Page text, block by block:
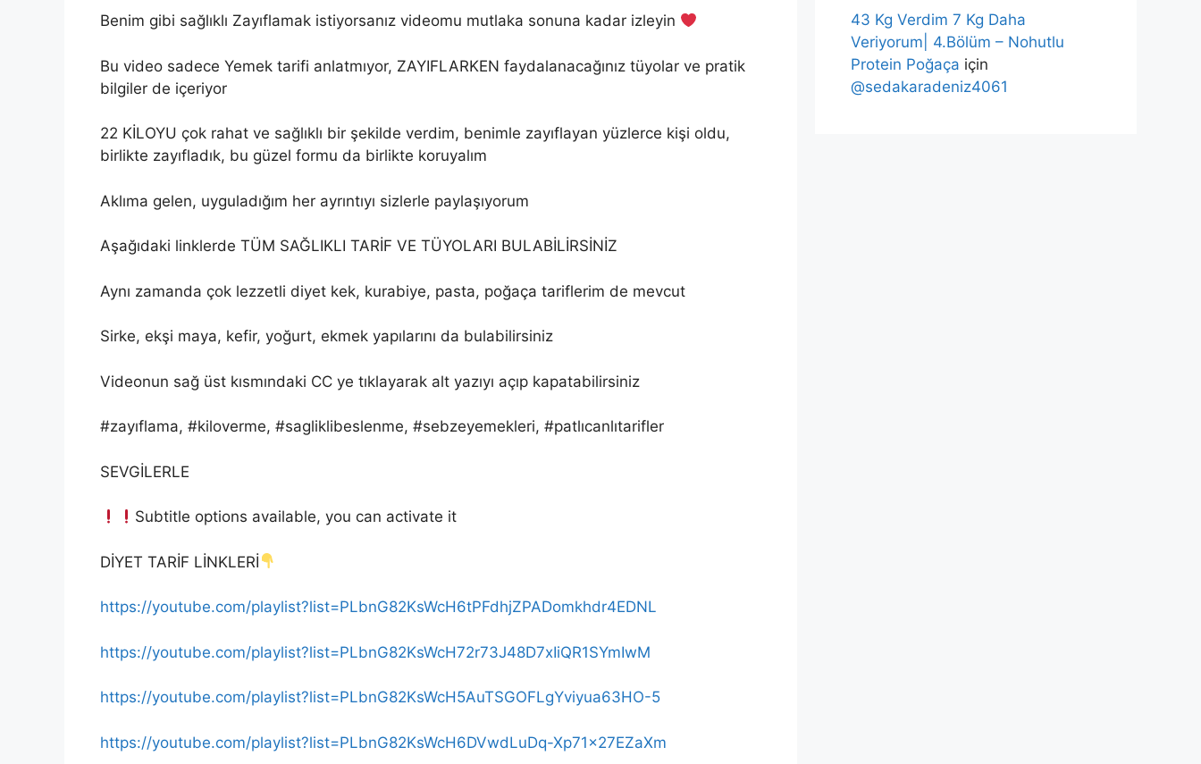
Benim gibi sağlıklı Zayıflamak istiyorsanız videomu mutlaka sonuna kadar izleyin
Bu video sadece Yemek tarifi anlatmıyor, ZAYIFLARKEN faydalanacağınız tüyolar ve pratik
bilgiler de içeriyor
22 KİLOYU çok rahat ve sağlıklı bir şekilde verdim, benimle zayıflayan yüzlerce kişi oldu,
birlikte zayıfladık, bu güzel formu da birlikte koruyalım
Aklıma gelen, uyguladığım her ayrıntıyı sizlerle paylaşıyorum
Aşağıdaki linklerde TÜM SAĞLIKLI TARİF VE TÜYOLARI BULABİLİRSİNİZ
Aynı zamanda çok lezzetli diyet kek, kurabiye, pasta, poğaça tariflerim de mevcut
Sirke, ekşi maya, kefir, yoğurt, ekmek yapılarını da bulabilirsiniz
Videonun sağ üst kısmındaki CC ye tıklayarak alt yazıyı açıp kapatabilirsiniz
#zayıflama, #kiloverme, #sagliklibeslenme, #sebzeyemekleri, #patlıcanlıtarifler
SEVGİLERLE
Subtitle options available, you can activate it
DİYET TARİF LİNKLERİ
https://youtube.com/playlist?list=PLbnG82KsWcH6tPFdhjZPADomkhdr4EDNL
https://youtube.com/playlist?list=PLbnG82KsWcH72r73J48D7xIiQR1SYmIwM
https://youtube.com/playlist?list=PLbnG82KsWcH5AuTSGOFLgYviyua63HO-5
https://youtube.com/playlist?list=PLbnG82KsWcH6DVwdLuDq-Xp71x27EZaXm
43 Kg Verdim 7 Kg Daha
Veriyorum| 4.Bölüm – Nohutlu
Protein Poğaça için
@sedakaradeniz4061